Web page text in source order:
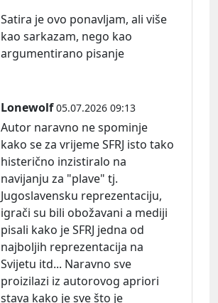
Satira je ovo ponavljam, ali više
kao sarkazam, nego kao
argumentirano pisanje
Lonewolf 05.07.2026 09:13
Autor naravno ne spominje
kako se za vrijeme SFRJ isto tako
histerično inzistiralo na
navijanju za "plave" tj.
Jugoslavensku reprezentaciju,
igrači su bili obožavani a mediji
pisali kako je SFRJ jedna od
najboljih reprezentacija na
Svijetu itd... Naravno sve
proizilazi iz autorovog apriori
stava kako je sve što je